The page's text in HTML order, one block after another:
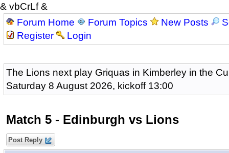
& vbCrLf &
Forum Home
Forum Topics New Posts
Register
Login
The Lions next play Griquas in Kimberley in the
Saturday 8 August 2026, kickoff 13:00
Match 5 - Edinburgh vs Lions
Post Reply